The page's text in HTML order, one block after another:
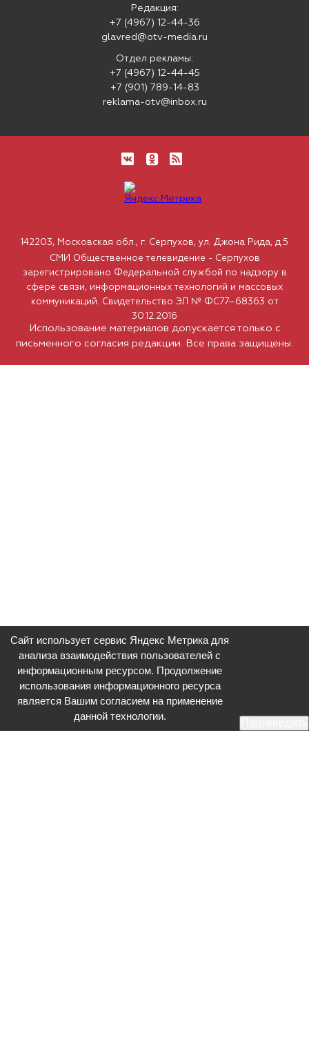
Редакция:
+7 (4967) 12-44-36
glavred@otv-media.ru
Отдел рекламы:
+7 (4967) 12-44-45
+7 (901) 789-14-83
reklama-otv@inbox.ru
Использование материалов допускается только с
письменного согласия редакции. Все права защищены.
142203, Московская обл., г. Серпухов, ул. Джона Рида, д.5
СМИ Общественное телевидение - Серпухов
зарегистрировано Федеральной службой по надзору в
сфере связи, информационных технологий и массовых
коммуникаций. Свидетельство ЭЛ № ФС77–68363 от
30.12.2016
Сайт использует сервис Яндекс Метрика для
анализа взаимодействия пользователей с
информационным ресурсом. Продолжение
использования информационного ресурса
является Вашим согласием на применение
данной технологии.